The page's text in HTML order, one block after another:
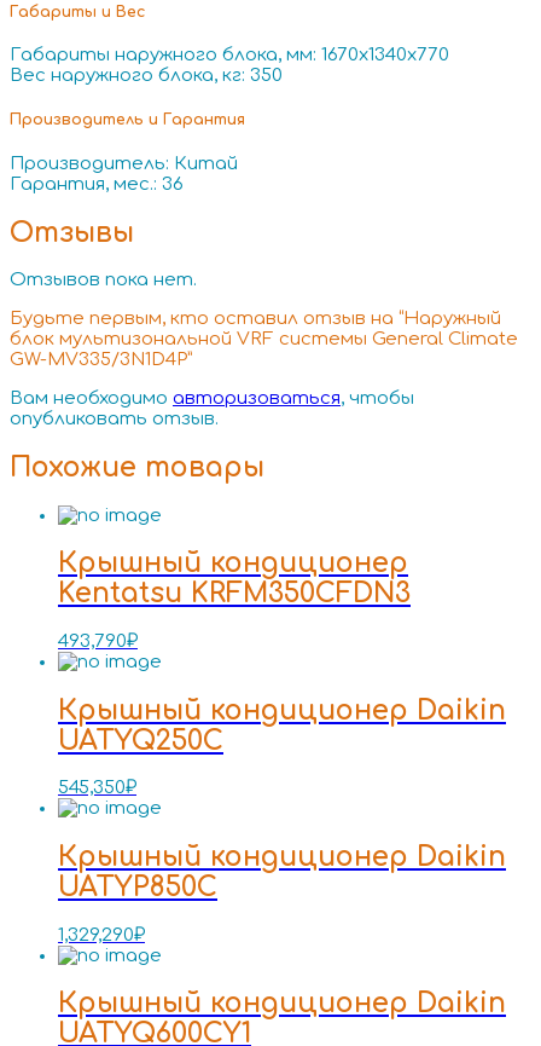
Габариты и Вес
Габариты наружного блока, мм: 1670x1340x770
Вес наружного блока, кг: 350
Производитель и Гарантия
Производитель: Китай
Гарантия, мес.: 36
Отзывы
Отзывов пока нет.
Будьте первым, кто оставил отзыв на “Наружный
блок мультизональной VRF системы General Climate
GW-MV335/3N1D4P”
Вам необходимо авторизоваться, чтобы
опубликовать отзыв.
Похожие товары
Крышный кондиционер
Kentatsu KRFM350CFDN3
493,790₽
Крышный кондиционер Daikin
UATYQ250C
545,350₽
Крышный кондиционер Daikin
UATYP850C
1,329,290₽
Крышный кондиционер Daikin
UATYQ600CY1